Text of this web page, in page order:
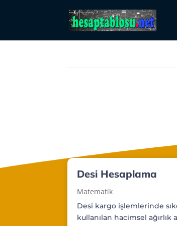
Desi Hesaplama
Matematik
Desi kargo işlemlerinde
kullanılan hacimsel ağırlık